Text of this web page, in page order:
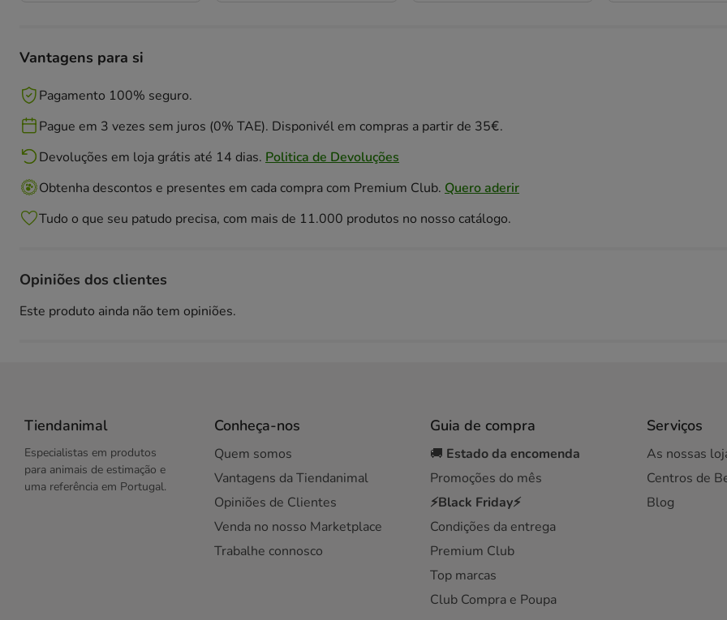
Vantagens para si
Pagamento 100% seguro.
Pague em 3 vezes sem juros (0% TAE). Disponivél em compras a partir de 35€.
Devoluções em loja grátis até 14 dias. Politica de Devoluções
Obtenha descontos e presentes em cada compra com Premium Club. Quero aderir
Tudo o que seu patudo precisa, com mais de 11.000 produtos no nosso catálogo.
Opiniões dos clientes
Este produto ainda não tem opiniões.
Tiendanimal
Especialistas em produtos
para animais de estimação e
uma referência em Portugal.
Conheça-nos
Quem somos
Vantagens da Tiendanimal
Opiniões de Clientes
Venda no nosso Marketplace
Trabalhe connosco
Guia de compra
🚚 Estado da encomenda
Promoções do mês
⚡Black Friday⚡
Condições da entrega
Premium Club
Top marcas
Club Compra e Poupa
Serviços
As nossas
Centros de
Blog